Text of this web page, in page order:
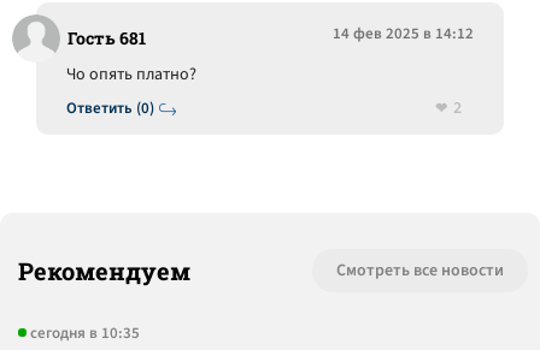
Гость 681 14 фев 2025 в 14:12
Ответить (0)
Чо опять платно?
2
Рекомендуем Смотреть все новости
сегодня в 10:35